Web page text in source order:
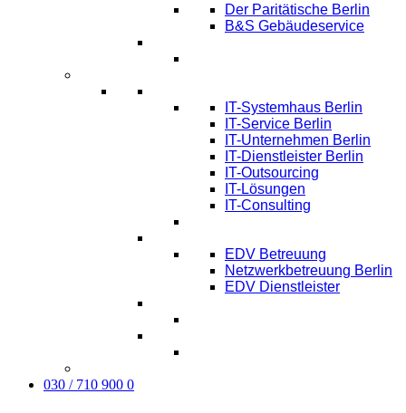
Der Paritätische Berlin
B&S Gebäudeservice
IT-Systemhaus Berlin
IT-Service Berlin
IT-Unternehmen Berlin
IT-Dienstleister Berlin
IT-Outsourcing
IT-Lösungen
IT-Consulting
EDV Betreuung
Netzwerkbetreuung Berlin
EDV Dienstleister
030 / 710 900 0